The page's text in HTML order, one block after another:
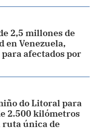
2,5 millones de
en Venezuela,
afectados por
do Litoral para
2.500 kilómetros
ruta única de